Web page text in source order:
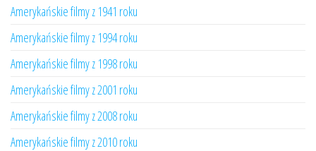
Amerykańskie filmy z 1941 roku
Amerykańskie filmy z 1994 roku
Amerykańskie filmy z 1998 roku
Amerykańskie filmy z 2001 roku
Amerykańskie filmy z 2008 roku
Amerykańskie filmy z 2010 roku